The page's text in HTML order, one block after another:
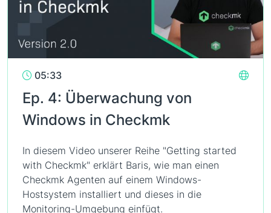
05:33
Ep. 4: Überwachung von
Windows in Checkmk
In diesem Video unserer Reihe "Getting started
with Checkmk" erklärt Baris, wie man einen
Checkmk Agenten auf einem Windows-
Hostsystem installiert und dieses in die
Monitoring-Umgebung einfügt.